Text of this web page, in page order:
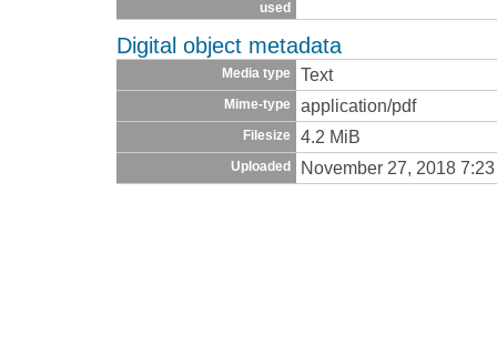
used
Digital object metadata
Media type Text
Mime-type application/pdf
Filesize 4.2 MiB
Uploaded November 27, 2018